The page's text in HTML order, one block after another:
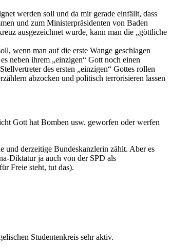
werden soll und da mir gerade einfällt, dass
und zum Ministerpräsidenten von Baden
ausgezeichnet wurde, kann man die „göttliche
wenn man auf die erste Wange geschlagen
neben ihrem „einzigen“ Gott noch einen
des ersten „einzigen“ Gottes rollen
abzocken und politisch terrorisieren lassen
Gott hat Bomben usw. geworfen oder werfen
derzeitige Bundeskanzlerin zählt. Aber es
Diktatur ja auch von der SPD als
Freie steht, tut das).
Studentenkreis sehr aktiv.